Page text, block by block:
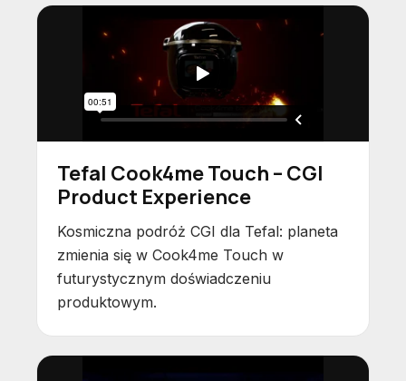
Tefal Cook4me Touch – CGI
Product Experience
Kosmiczna podróż CGI dla Tefal: planeta
zmienia się w Cook4me Touch w
futurystycznym doświadczeniu
produktowym.